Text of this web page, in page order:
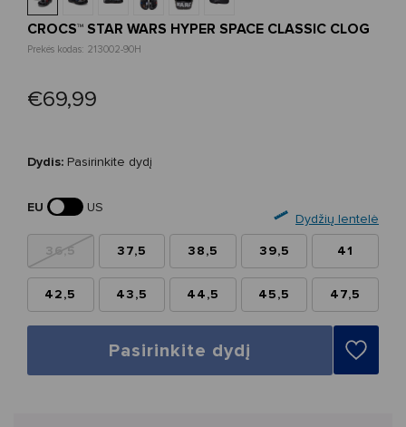
CROCS™ STAR WARS HYPER SPACE CLASSIC CLOG
Prekės kodas: 213002-90H
€69,99
Dydis: Pasirinkite dydį
EU
US
Dydžių lentelė
36,5 37,5 38,5 39,5 41
42,5 43,5 44,5 45,5 47,5
Pasirinkite dydį